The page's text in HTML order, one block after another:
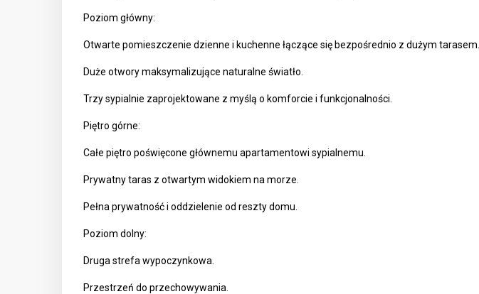
Poziom główny:
Otwarte pomieszczenie dzienne i kuchenne łączące się bezpośrednio z dużym tarasem.
Duże otwory maksymalizujące naturalne światło.
Trzy sypialnie zaprojektowane z myślą o komforcie i funkcjonalności.
Piętro górne:
Całe piętro poświęcone głównemu apartamentowi sypialnemu.
Prywatny taras z otwartym widokiem na morze.
Pełna prywatność i oddzielenie od reszty domu.
Poziom dolny:
Druga strefa wypoczynkowa.
Przestrzeń do przechowywania.